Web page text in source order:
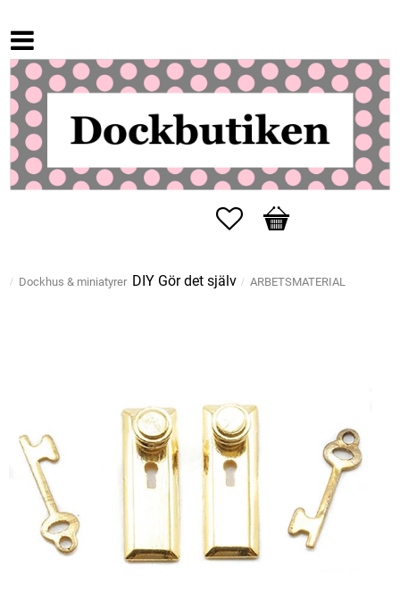
Favoriter
Kundvagn
Dockhus & miniatyrer DIY Gör det själv ARBETSMATERIAL